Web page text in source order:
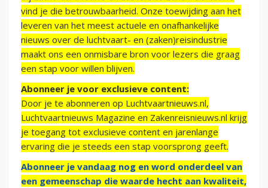
vind je die betrouwbaarheid. Onze toewijding aan het
leveren van het meest actuele en onafhankelijke
nieuws over de luchtvaart- en (zaken)reisindustrie
maakt ons een onmisbare bron voor lezers die graag
een stap voor willen blijven.
Abonneer je voor exclusieve content:
Door je te abonneren op Luchtvaartnieuws.nl,
Luchtvaartnieuws Magazine en Zakenreisnieuws.nl krijg
je toegang tot exclusieve content en jarenlange
ervaring die je steeds een stap voorsprong geeft.
Abonneer je vandaag nog en word onderdeel van
een gemeenschap die waarde hecht aan kwaliteit,